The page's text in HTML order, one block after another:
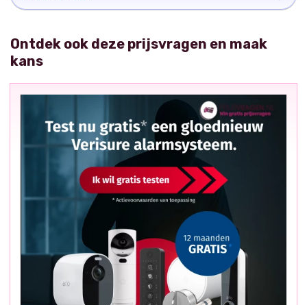
Ontdek ook deze prijsvragen en maak
kans